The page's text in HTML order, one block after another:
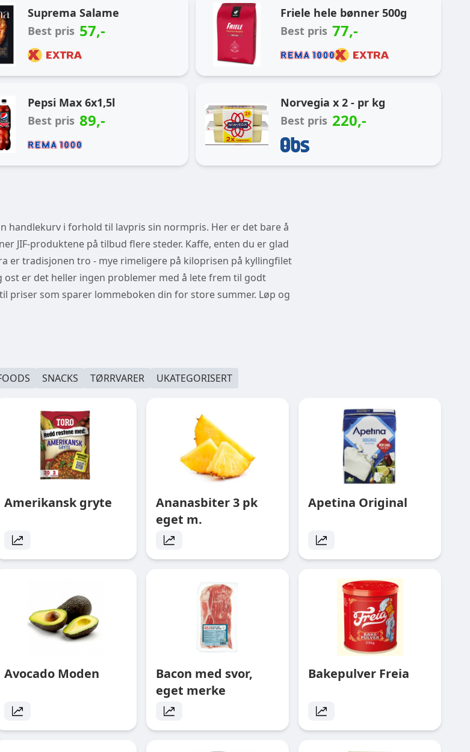
Suprema Salame
Best pris 57,-
Friele hele bønner 500g
Best pris 77,-
Pepsi Max 6x1,5l
Best pris 89,-
Norvegia x 2 - pr kg
Best pris 220,-
handlekurv i forhold til lavpris sin normpris. Her er det bare å
JIF-produktene på tilbud flere steder. Kaffe, enten du er glad
er tradisjonen tro - mye rimeligere på kiloprisen på kyllingfilet
er det heller ingen problemer med å lete frem til godt
priser som sparer lommeboken din for store summer. Løp og
SNACKS TØRRVARER UKATEGORISERT
Amerikansk gryte
Ananasbiter 3 pk
eget m.
Apetina Original
Avocado Moden
Bacon med svor,
eget merke
Bakepulver Freia